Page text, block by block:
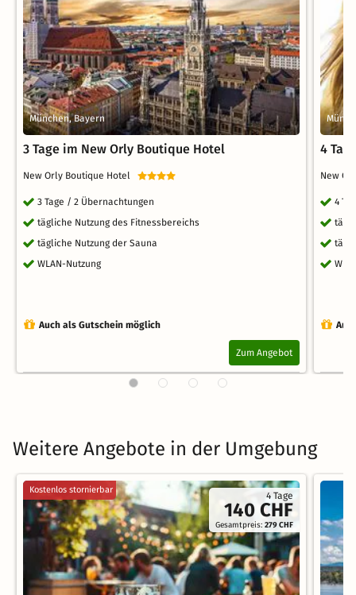
München, Bayern
3 Tage im New Orly Boutique Hotel
New Orly Boutique Hotel
3 Tage / 2 Übernachtungen
tägliche Nutzung des Fitnessbereichs
tägliche Nutzung der Sauna
WLAN-Nutzung
Auch als Gutschein möglich
Zum Angebot
4
New
4
Weitere Angebote in der Umgebung
4 Tage
140 CHF
Gesamtpreis:279 CHF
Kostenlos stornierbar